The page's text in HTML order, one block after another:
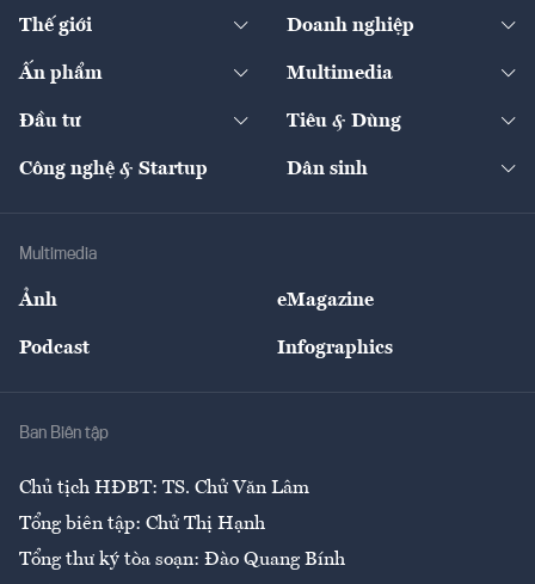
Bảo hiểm
Khung pháp lý
Start-up
Quản trị số
Chính sách
Tư vấn
Thị trường
Nông sản
Thế giới
Kinh tế
Doanh nghiệp
Ấn phẩm
The Guide
Multimedia
Đầu tư Tiêu & Dùng
Giải trí
Công nghệ & Startup Dân sinh
Multimedia
Ảnh eMagazine
Podcast Infographics
Ban Biên tập
Chủ tịch HĐBT: TS. Chử Văn Lâm
Tổng biên tập: Chử Thị Hạnh
Tổng thư ký tòa soạn: Đào Quang Bính